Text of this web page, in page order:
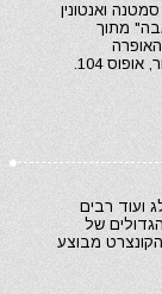
ואנטונין
מתוך
104.
ועוד רבים
של
מבוצע